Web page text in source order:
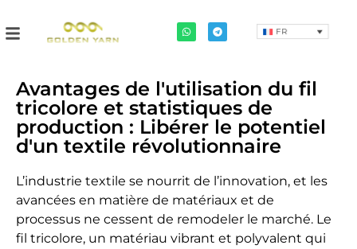
FR
Avantages de l'utilisation du fil
tricolore et statistiques de
production : Libérer le potentiel
d'un textile révolutionnaire
L’industrie textile se nourrit de l’innovation, et les
avancées en matière de matériaux et de
processus ne cessent de remodeler le marché. Le
fil tricolore, un matériau vibrant et polyvalent qui